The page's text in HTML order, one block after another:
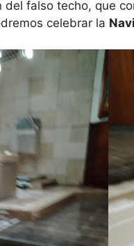
del falso techo, que
celebrar la